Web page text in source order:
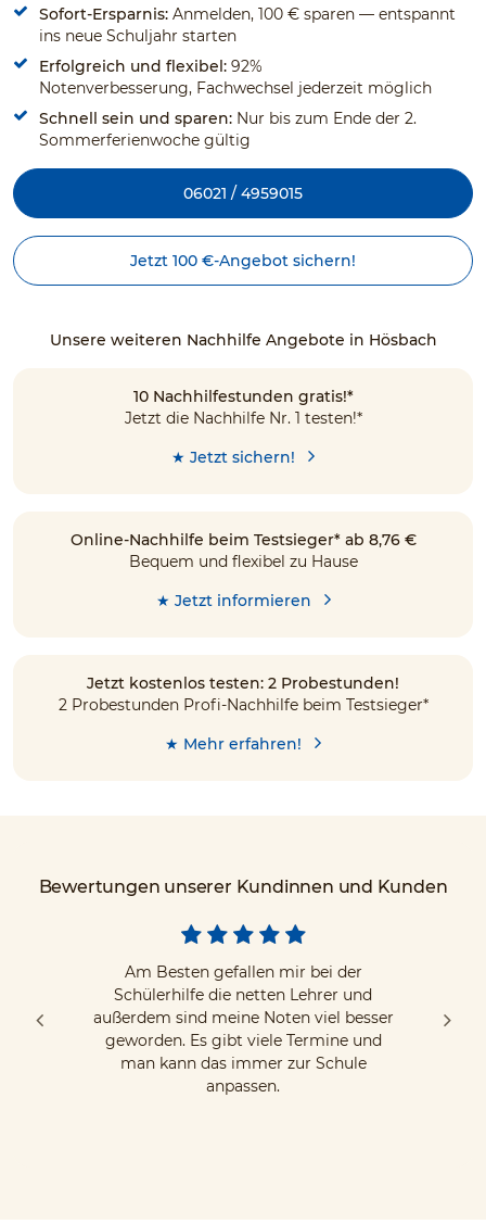
Sofort-Ersparnis: Anmelden, 100 € sparen — entspannt
ins neue Schuljahr starten
Erfolgreich und flexibel: 92%
Notenverbesserung, Fachwechsel jederzeit möglich
Schnell sein und sparen: Nur bis zum Ende der 2.
Sommerferienwoche gültig
06021 / 4959015
Jetzt 100 €-Angebot sichern!
Unsere weiteren Nachhilfe Angebote in Hösbach
10 Nachhilfestunden gratis!*
Jetzt die Nachhilfe Nr. 1 testen!*
★ Jetzt sichern!
Online-Nachhilfe beim Testsieger* ab 8,76 €
Bequem und flexibel zu Hause
★ Jetzt informieren
Jetzt kostenlos testen: 2 Probestunden!
2 Probestunden Profi-Nachhilfe beim Testsieger*
★ Mehr erfahren!
Bewertungen unserer Kundinnen und Kunden
Am Besten gefallen mir bei der
Schülerhilfe die netten Lehrer und
außerdem sind meine Noten viel besser
geworden. Es gibt viele Termine und
man kann das immer zur Schule
anpassen.